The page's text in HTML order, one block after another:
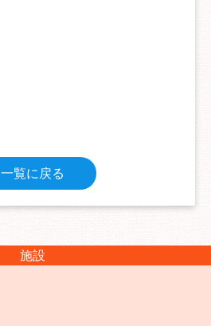
一覧に戻る
施設